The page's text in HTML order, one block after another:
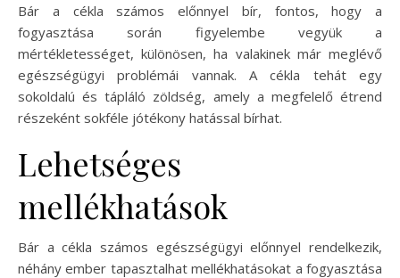
Bár a cékla számos előnnyel bír, fontos, hogy a
fogyasztása során figyelembe vegyük a
mértékletességet, különösen, ha valakinek már meglévő
egészségügyi problémái vannak. A cékla tehát egy
sokoldalú és tápláló zöldség, amely a megfelelő étrend
részeként sokféle jótékony hatással bírhat.
Lehetséges
mellékhatások
Bár a cékla számos egészségügyi előnnyel rendelkezik,
néhány ember tapasztalhat mellékhatásokat a fogyasztása